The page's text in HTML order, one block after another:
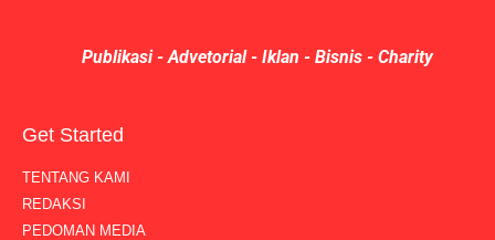
Publikasi - Advetorial - Iklan - Bisnis - Charity
Get Started
TENTANG KAMI
REDAKSI
PEDOMAN MEDIA